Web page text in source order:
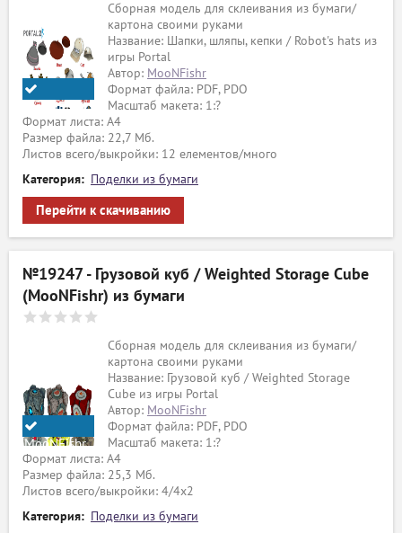
MooNFishr
Сборная модель для склеивания из бумаги/
картона своими руками
Название: Шапки, шляпы, кепки / Robot's hats из
игры Portal
Автор: MooNFishr
Формат файла: PDF, PDO
Масштаб макета: 1:?
Формат листа: А4
Размер файла: 22,7 Мб.
Листов всего/выкройки: 12 елементов/много
Категория: Поделки из бумаги
Перейти к скачиванию
№19247 - Грузовой куб / Weighted Storage Cube
(MooNFishr) из бумаги
MooNFishr
Сборная модель для склеивания из бумаги/
картона своими руками
Название: Грузовой куб / Weighted Storage
Cube из игры Portal
Автор: MooNFishr
Формат файла: PDF, PDO
Масштаб макета: 1:?
Формат листа: А4
Размер файла: 25,3 Мб.
Листов всего/выкройки: 4/4х2
Категория: Поделки из бумаги